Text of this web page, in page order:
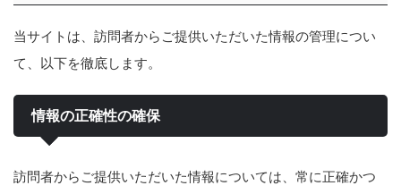
当サイトは、訪問者からご提供いただいた情報の管理につい
て、以下を徹底します。
情報の正確性の確保
訪問者からご提供いただいた情報については、常に正確かつ